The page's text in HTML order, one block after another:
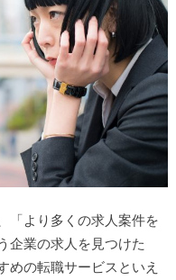
「より多くの求人案件を
企業の求人を見つけた
めの転職サービスといえ